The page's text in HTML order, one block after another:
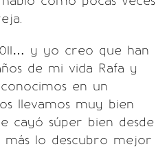
y yo creo que han
de mi vida Rafa y
en un
llevamos muy bien
cayó súper bien desde
lo descubro mejor